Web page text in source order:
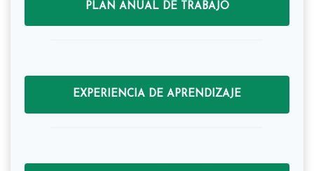
PLAN ANUAL DE TRABAJO
EXPERIENCIA DE APRENDIZAJE